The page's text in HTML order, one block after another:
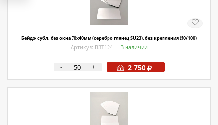
Бейдж субл. без окна 70х40мм (серебро глянец SU23), без крепления (50/100)
Артикул: ВЗТ124 В наличии
- + 2 750